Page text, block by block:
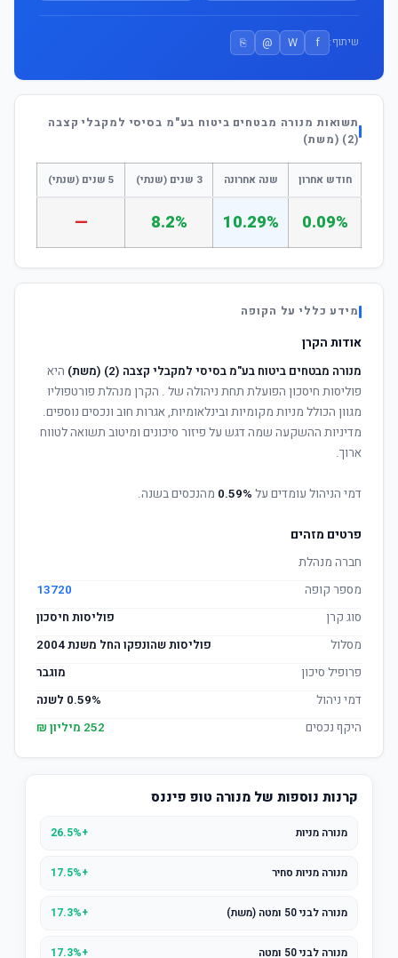
שיתוף: f
W
@
⎘
תשואות מנורה מבטחים ביטוח בע"מ בסיסי למקבלי קצבה
(2) (משת)
חודש אחרון שנה אחרונה 3 שנים (שנתי) 5 שנים (שנתי)
0.09%
10.29%
8.2%
—
מידע כללי על הקופה
אודות הקרן
מנורה מבטחים ביטוח בע"מ בסיסי למקבלי קצבה (2) (משת)
היא
פוליסות חיסכון הפועלת תחת ניהולה של . הקרן מנהלת פורטפוליו
מגוון הכולל מניות מקומיות ובינלאומיות, אגרות חוב ונכסים נוספים.
מדיניות ההשקעה שמה דגש על פיזור סיכונים ומיטוב תשואה לטווח
ארוך.
דמי הניהול עומדים על 0.59% מהנכסים בשנה.
פרטים מזהים
חברה מנהלת
מספר קופה
13720
סוג קרן
פוליסות חיסכון
מסלול
פוליסות שהונפקו החל משנת 2004
פרופיל סיכון
מוגבר
דמי ניהול
0.59% לשנה
היקף נכסים
252 מיליון ₪
קרנות נוספות של מנורה טופ פיננס
מנורה מניות +26.5%
מנורה מניות סחיר +17.5%
מנורה לבני 50 ומטה (משת) +17.3%
מנורה לבני 50 ומטה +17.3%